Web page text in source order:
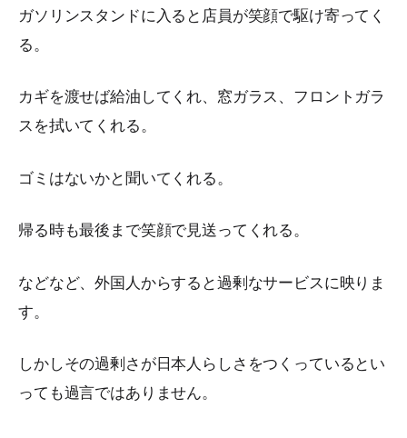
ガソリンスタンドに入ると店員が笑顔で駆け寄ってく
る。
カギを渡せば給油してくれ、窓ガラス、フロントガラ
スを拭いてくれる。
ゴミはないかと聞いてくれる。
帰る時も最後まで笑顔で見送ってくれる。
などなど、外国人からすると過剰なサービスに映りま
す。
しかしその過剰さが日本人らしさをつくっているとい
っても過言ではありません。